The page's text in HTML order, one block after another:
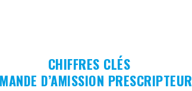
CHIFFRES CLÉS
D’AMISSION PRESCRIPTEUR